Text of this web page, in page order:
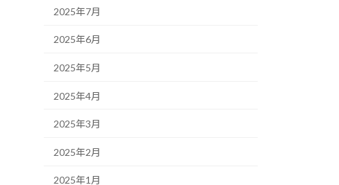
2025年7月
2025年6月
2025年5月
2025年4月
2025年3月
2025年2月
2025年1月